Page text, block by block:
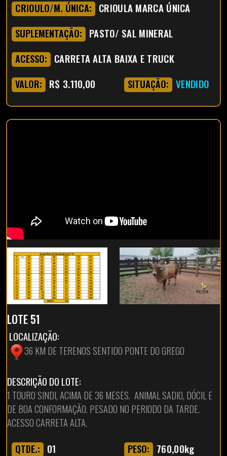
CRIOULO/M. ÚNICA: CRIOULA MARCA ÚNICA
SUPLEMENTAÇÃO: PASTO/ SAL MINERAL
ACESSO: CARRETA ALTA BAIXA E TRUCK
VALOR: R$ 3.110,00 SITUAÇÃO: VENDIDO
LOTE 51
LOCALIZAÇÃO:
36 KM DE TERENOS SENTIDO PONTE DO GREGO
DESCRIÇÃO DO LOTE:
1 TOURO SINDI, ACIMA DE 36 MESES. ANIMAL SADIO, DÓCIL E
DE BOA CONFORMAÇÃO. PESADO NO PERIODO DA TARDE.
ACESSO CARRETA ALTA.
QTDE.: 01 PESO: 760,00kg